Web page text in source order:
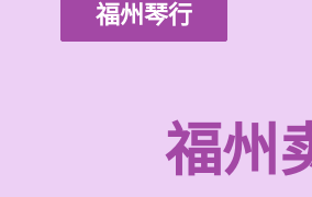
福州琴行
福州